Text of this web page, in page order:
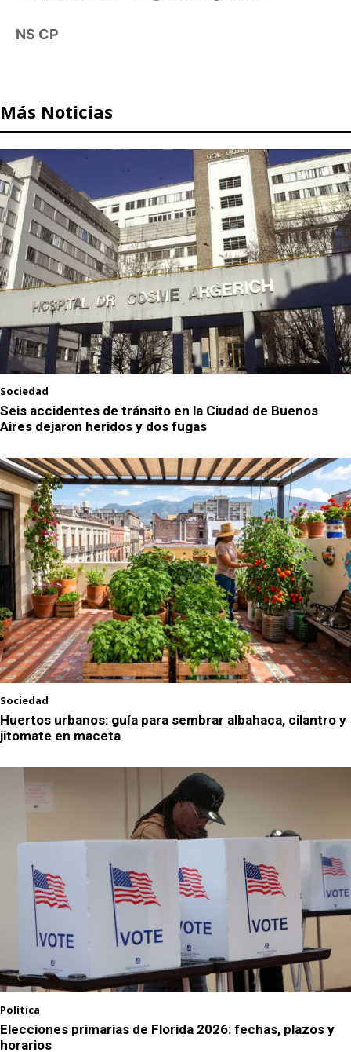
NS CP
Más Noticias
Sociedad
Seis accidentes de tránsito en la Ciudad de Buenos
Aires dejaron heridos y dos fugas
Sociedad
Huertos urbanos: guía para sembrar albahaca, cilantro y
jitomate en maceta
Política
Elecciones primarias de Florida 2026: fechas, plazos y
horarios